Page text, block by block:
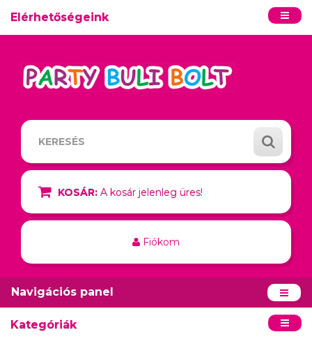
Elérhetőségeink
KOSÁR: A kosár jelenleg üres!
Fiókom
Navigációs panel
Kategóriák